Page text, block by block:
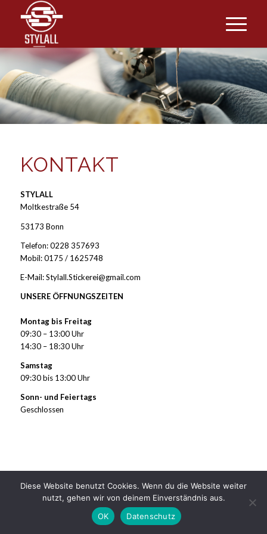
KONTAKT
STYLALL
Moltkestraße 54
53173 Bonn
Telefon: 0228 357693
Mobil: 0175 / 1625748
E-Mail: Stylall.Stickerei@gmail.com
UNSERE ÖFFNUNGSZEITEN
Montag bis Freitag
09:30 – 13:00 Uhr
14:30 – 18:30 Uhr
Samstag
09:30 bis 13:00 Uhr
Sonn- und Feiertags
Geschlossen
© Copyright - Stylall Stickerei
Diese Website benutzt Cookies. Wenn du die Website weiter
nutzt, gehen wir von deinem Einverständnis aus.
OK
Datenschutz